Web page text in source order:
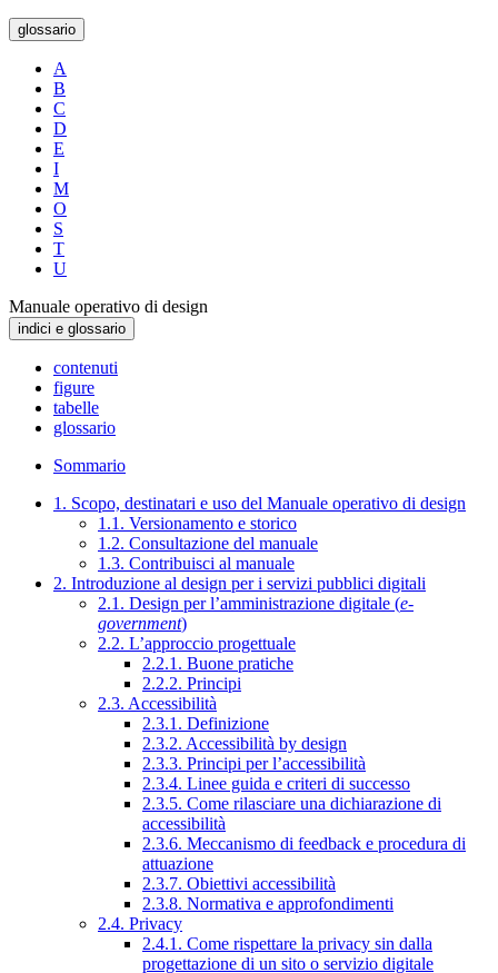
glossario
A
B
C
D
E
I
M
O
S
T
U
Manuale operativo di design
indici e glossario
contenuti
figure
tabelle
glossario
Sommario
1. Scopo, destinatari e uso del Manuale operativo di design
1.1. Versionamento e storico
1.2. Consultazione del manuale
1.3. Contribuisci al manuale
2. Introduzione al design per i servizi pubblici digitali
2.1. Design per l’amministrazione digitale (e-
government)
2.2. L’approccio progettuale
2.2.1. Buone pratiche
2.2.2. Principi
2.3. Accessibilità
2.3.1. Definizione
2.3.2. Accessibilità by design
2.3.3. Principi per l’accessibilità
2.3.4. Linee guida e criteri di successo
2.3.5. Come rilasciare una dichiarazione di
accessibilità
2.3.6. Meccanismo di feedback e procedura di
attuazione
2.3.7. Obiettivi accessibilità
2.3.8. Normativa e approfondimenti
2.4. Privacy
2.4.1. Come rispettare la privacy sin dalla
progettazione di un sito o servizio digitale